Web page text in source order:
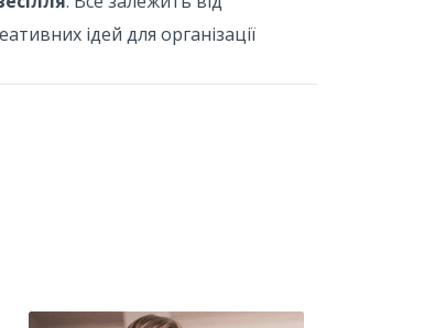
ідей для організації